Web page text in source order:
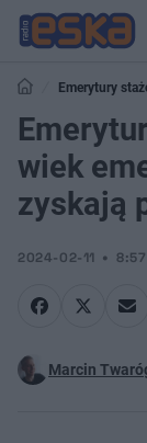
Emerytury
Ile dostaną?
wiek
zyskają
2024-02-11 8:57
Marcin